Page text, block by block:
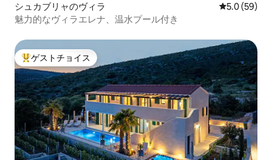
シュカブリャのヴィラ レビュー59
5.0 (59)
魅力的なヴィラエレナ、温水プール付き
大好評のゲストチョイスです。
ゲストチョイス